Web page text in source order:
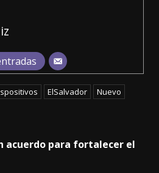
ElSalvador
Nuevo
acuerdo para fortalecer el